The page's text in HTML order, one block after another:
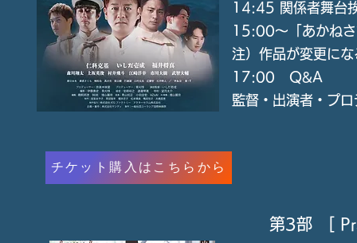
14:45 関係者舞台
15:00〜「あかね
注）作品が変更に
17:00 Q&A
監督・出演者・プ
チケット購入はこちらから
第3部 [